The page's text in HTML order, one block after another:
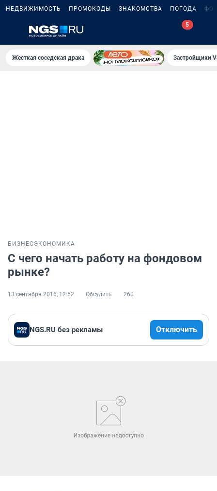
НЕДВИЖИМОСТЬ ПРОМОКОДЫ ЗНАКОМСТВА ПОГОДА
Жёсткая соседская драка Застройщики
БИЗНЕС ЭКОНОМИКА
С чего начать работу на фондовом
рынке?
13 сентября 2016, 12:52 Обсудить 260
NGS.RU без рекламы Отключить